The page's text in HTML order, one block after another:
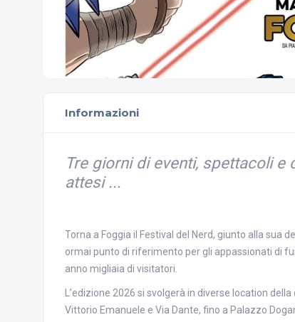
Informazioni
Tre giorni di eventi, spettacoli
attesi ...
Torna a Foggia il Festival del Nerd, giunto alla sua
ormai punto di riferimento per gli appassionati di
anno migliaia di visitatori.
L’edizione 2026 si svolgerà in diverse location
Vittorio Emanuele e Via Dante, fino a Palazzo